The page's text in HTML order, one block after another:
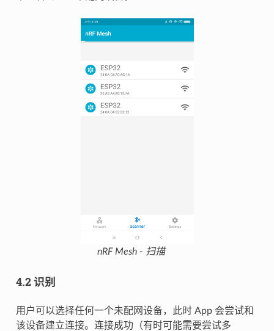
nRF Mesh - 扫描
4.2 识别
用户可以选择任何一个未配网设备，此时 App 会尝试和
该设备建立连接。连接成功（有时可能需要尝试多